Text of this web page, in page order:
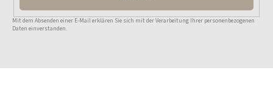
Mit dem Absenden einer E-Mail erklären Sie sich mit der Verarbeitung Ihrer personenbezogenen
Daten einverstanden.